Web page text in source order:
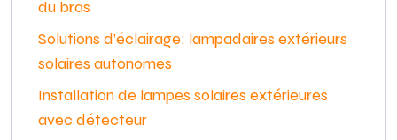
du bras
Solutions d’éclairage: lampadaires extérieurs
solaires autonomes
Installation de lampes solaires extérieures
avec détecteur